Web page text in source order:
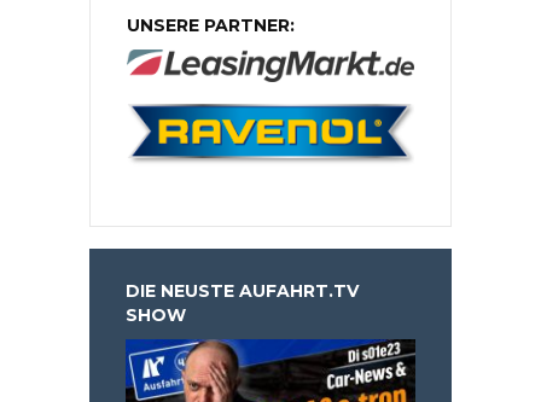
UNSERE PARTNER:
DIE NEUSTE AUFAHRT.TV
SHOW